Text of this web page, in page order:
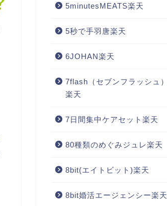
5minutesMEATS楽天
5秒で手羽唐楽天
6JOHAN楽天
7flash（セブンフラッシュ）
楽天
7日間集中ケアセット楽天
80種類のめぐみジュレ楽天
8bit(エイトビット)楽天
8bit婚活エージェンシー楽天